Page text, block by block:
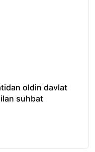
oldin davlat
suhbat